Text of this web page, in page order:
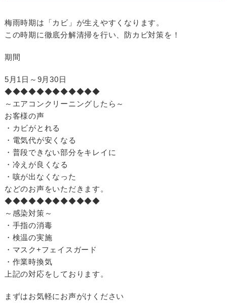
梅雨時期は「カビ」が生えやすくなります。
この時期に徹底分解清掃を行い、防カビ対策を！
期間
5月1日～9月30日
◆◆◆◆◆◆◆◆◆◆◆◆
～エアコンクリーニングしたら～
お客様の声
・カビがとれる
・電気代が安くなる
・普段できない部分をキレイに
・冷えが良くなる
・咳が出なくなった
などのお声をいただきます。
◆◆◆◆◆◆◆◆◆◆◆◆
～感染対策～
・手指の消毒
・検温の実施
・マスク+フェイスガード
・作業時換気
上記の対応をしております。
まずはお気軽にお声がけください